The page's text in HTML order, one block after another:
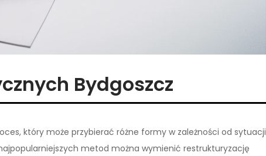
Bydgoszcz
który może przybierać różne formy w zależności od sytuacji
metod można wymienić restrukturyzację